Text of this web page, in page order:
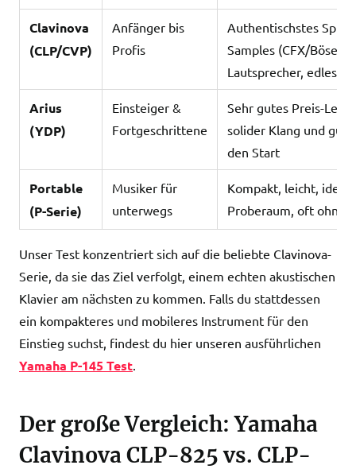
Clavinova
(CLP/CVP)
Anfänger bis
Profis
Authentischstes
Samples (CFX/
Lautsprecher, edles
Arius
(YDP)
Einsteiger &
Fortgeschrittene
Sehr gutes Preis-
solider Klang und
den Start
Portable
(P-Serie)
Musiker für
unterwegs
Kompakt, leicht, ideal
Proberaum, oft ohne
Unser Test konzentriert sich auf die beliebte Clavinova-
Serie, da sie das Ziel verfolgt, einem echten akustischen
Klavier am nächsten zu kommen. Falls du stattdessen
ein kompakteres und mobileres Instrument für den
Einstieg suchst, findest du hier unseren ausführlichen
Yamaha P-145 Test.
Der große Vergleich: Yamaha
Clavinova CLP-825 vs. CLP-